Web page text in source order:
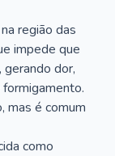
região das
impede que
dor,
mas é comum
como